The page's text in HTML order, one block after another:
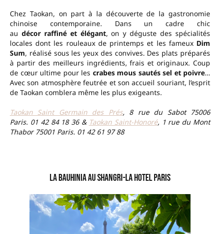
Chez Taokan, on part à la découverte de la gastronomie
chinoise contemporaine. Dans un cadre chic
au décor raffiné et élégant, on y déguste des spécialités
locales dont les rouleaux de printemps et les fameux Dim
Sum, réalisé sous les yeux des convives. Des plats préparés
à partir des meilleurs ingrédients, frais et originaux. Coup
de cœur ultime pour les crabes mous sautés sel et poivre…
Avec son atmosphère feutrée et son accueil souriant, l’esprit
de Taokan comblera même les plus exigeants.
Taokan Saint Germain des Prés, 8 rue du Sabot 75006
Paris. 01 42 84 18 36 & Taokan Saint-Honoré, 1 rue du Mont
Thabor 75001 Paris. 01 42 61 97 88
La Bauhinia au Shangri-La Hotel Paris